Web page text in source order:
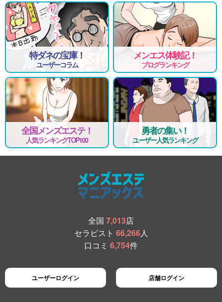
特ダネの宝庫！
ユーザーコラム
メンエス体験記！
ブログランキング
全国メンズエステ！
人気ランキングTOP100
勇者の集い！
ユーザー人気ランキング
全国 7,013店
セラピスト 66,266人
口コミ 6,754件
ユーザーログイン 店舗ログイン